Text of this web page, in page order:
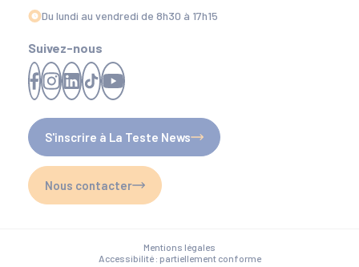
Du lundi au vendredi de 8h30 à 17h15
Suivez-nous
S'inscrire à La Teste News
Nous contacter
Mentions légales
Accessibilité : partiellement conforme